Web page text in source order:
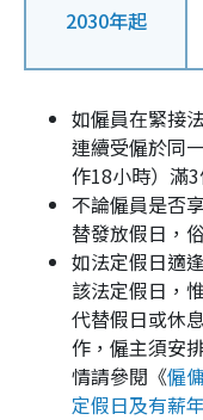
2030年起
如僱員在緊接
連續受僱於同
作18小時）滿
不論僱員是否
替發放假日，
如法定假日適
該法定假日，
代替假日或休
作，僱主須安
情請參閱《僱
定假日及有薪